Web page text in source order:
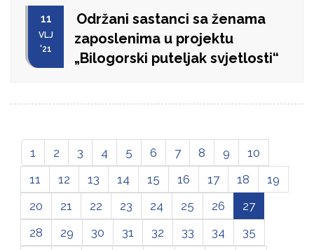
11
VLJ
'21
Održani sastanci sa ženama
zaposlenima u projektu
„Bilogorski puteljak svjetlosti“
1 2 3 4 5 6 7 8 9
10
11
12 13 14 15 16 17 18
19
20
21 22 23 24 25 26
27
28
29 30 31 32 33 34
35